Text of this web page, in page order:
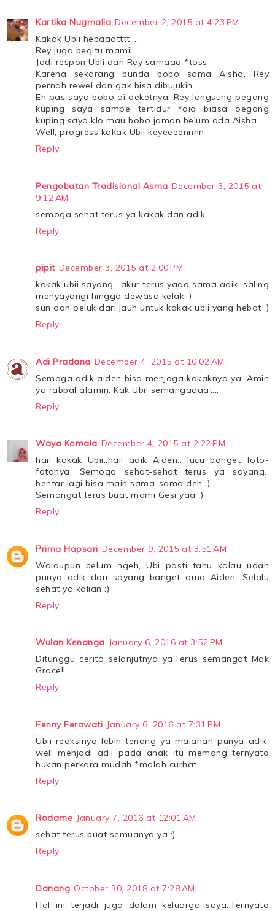
Kartika Nugmalia December 2, 2015 at 4:23 PM
Kakak Ubii hebaaatttt....
Rey juga begitu mamii
Jadi respon Ubii dan Rey samaaa *toss
Karena sekarang bunda bobo sama Aisha, Rey
pernah rewel dan gak bisa dibujukin
Eh pas saya bobo di deketnya, Rey langsung pegang
kuping saya sampe tertidur *dia biasa oegang
kuping saya klo mau bobo jaman belum ada Aisha
Well, progress kakak Ubii keyeeeennnn
Reply
Pengobatan Tradisional Asma December 3, 2015 at
9:12 AM
semoga sehat terus ya kakak dan adik
Reply
pipit December 3, 2015 at 2:00 PM
kakak ubii sayang.. akur terus yaaa sama adik, saling
menyayangi hingga dewasa kelak :)
sun dan peluk dari jauh untuk kakak ubii yang hebat :)
Reply
Adi Pradana December 4, 2015 at 10:02 AM
Semoga adik aiden bisa menjaga kakaknya ya. Amin
ya rabbal alamin. Kak Ubii semangaaaat...
Reply
Waya Komala December 4, 2015 at 2:22 PM
haii kakak Ubii..haii adik Aiden.. lucu banget foto-
fotonya. Semoga sehat-sehat terus ya sayang..
bentar lagi bisa main sama-sama deh :)
Semangat terus buat mami Gesi yaa :)
Reply
Prima Hapsari December 9, 2015 at 3:51 AM
Walaupun belum ngeh, Ubi pasti tahu kalau udah
punya adik dan sayang banget ama Aiden. Selalu
sehat ya kalian :)
Reply
Wulan Kenanga January 6, 2016 at 3:52 PM
Ditunggu cerita selanjutnya ya.Terus semangat Mak
Grace!!
Reply
Fenny Ferawati January 6, 2016 at 7:31 PM
Ubii reaksinya lebih tenang ya malahan punya adik,
well menjadi adil pada anak itu memang ternyata
bukan perkara mudah *malah curhat
Reply
Rodame January 7, 2016 at 12:01 AM
sehat terus buat semuanya ya :)
Reply
Danang October 30, 2018 at 7:28 AM
Hal ini terjadi juga dalam keluarga saya..Ternyata